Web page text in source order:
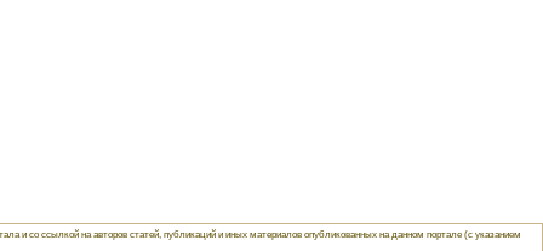
и со ссылкой на авторов статей, публикаций и иных материалов опубликованных на данном портале (с указанием